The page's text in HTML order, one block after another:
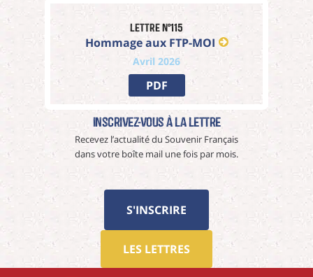
Lettre n°115
Hommage aux FTP-MOI
Avril 2026
PDF
Inscrivez-vous à La Lettre
Recevez l’actualité du Souvenir Français
dans votre boîte mail une fois par mois.
S'INSCRIRE
LES LETTRES